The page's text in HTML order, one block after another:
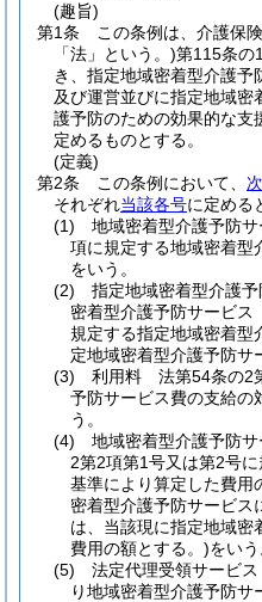
(趣旨)
第1条
この条例は、介護保
「法」という。)第115条の
き、指定地域密着型介護
及び運営並びに指定地域密
護予防のための効果的な支
定めるものとする。
(定義)
第2条
この条例において、
それぞれ当該各号に定める
(1)
地域密着型介護予防
項に規定する地域密着型
をいう。
(2)
指定地域密着型介護
密着型介護予防サービ
規定する指定地域密着型
定地域密着型介護予防サ
(3)
利用料 法第54条の2
予防サービス費の支給の
う。
(4)
地域密着型介護予防
2第2項第1号又は第2号
基準により算定した費用
密着型介護予防サービス
は、当該現に指定地域密
費用の額とする。)をいう
(5)
法定代理受領サービ
り地域密着型介護予防